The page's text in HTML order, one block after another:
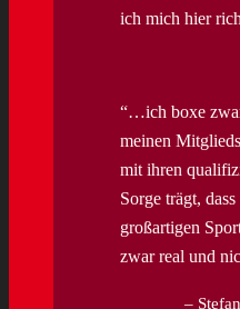
ich mich hier
…ich boxe
meinen
mit ihren
Sorge trägt,
großartigen
zwar real und